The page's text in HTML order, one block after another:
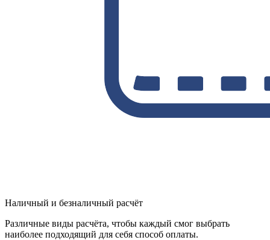
Наличный и безналичный расчёт
Различные виды расчёта, чтобы каждый смог выбрать
наиболее подходящий для себя способ оплаты.